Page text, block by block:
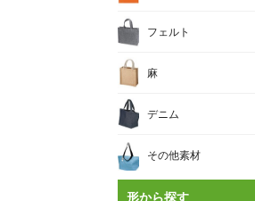
フェルト
麻
デニム
その他素材
形から探す